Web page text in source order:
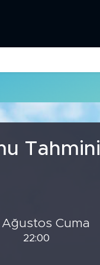
Tahmini
Cuma
22:00